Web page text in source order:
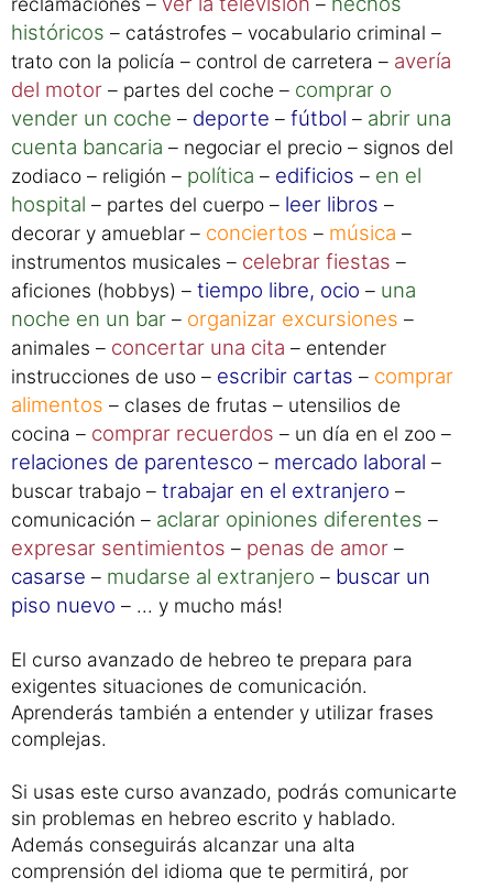
enfermedades –heridas– arreglar una discusión
–en el campo–en la ciudad– por mar –
vocabulario para el viaje– solucionar problemas
–pedir o reservar por internet– escribir
reclamaciones –ver la televisión–hechos
históricos – catástrofes – vocabulario criminal –
trato con la policía – control de carretera – avería
del motor – partes del coche –comprar o
vender un coche–deporte –fútbol–abrir una
cuenta bancaria– negociar el precio – signos del
zodiaco – religión –política–edificios – en el
hospital – partes del cuerpo –leer libros–
decorar y amueblar – conciertos–música
instrumentos musicales –celebrar fiestas–
aficiones (hobbys) –tiempo libre, ocio–una
noche en un bar –organizar excursiones –
animales – concertar una cita– entender
instrucciones de uso –escribir cartas– comprar
alimentos– clases de frutas – utensilios de
cocina – comprar recuerdos – un día en el zoo –
relaciones de parentesco– mercado laboral
buscar trabajo –trabajar en el extranjero
expresar sentimientos–penas de amor–
casarse– mudarse al extranjero –buscar un
piso nuevo
El curso avanzado de hebreo te prepara para
exigentes situaciones de comunicación.
Aprenderás también a entender y utilizar frases
complejas.